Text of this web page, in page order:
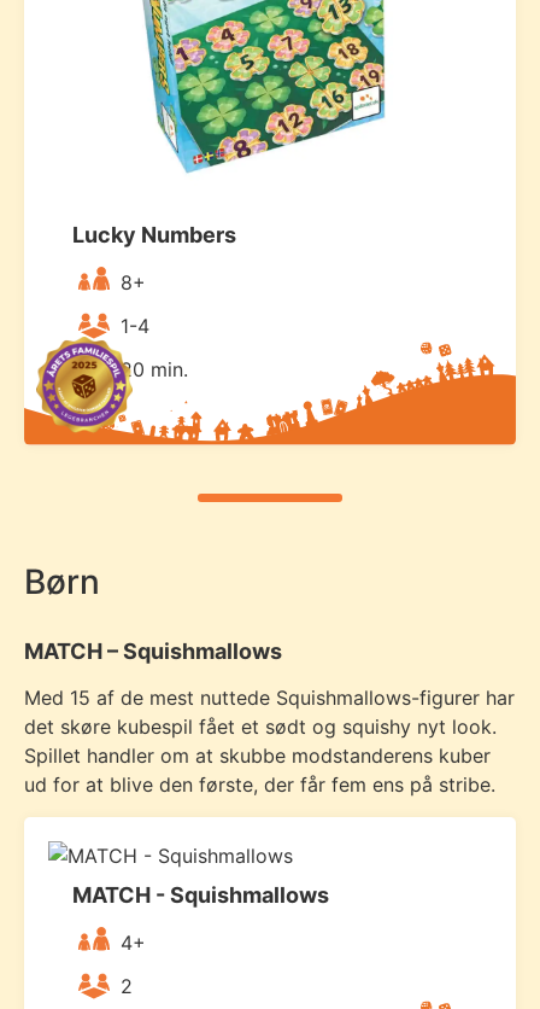
Lucky Numbers
8+
1-4
20 min.
Børn
MATCH – Squishmallows
Med 15 af de mest nuttede Squishmallows-figurer har
det skøre kubespil fået et sødt og squishy nyt look.
Spillet handler om at skubbe modstanderens kuber
ud for at blive den første, der får fem ens på stribe.
MATCH - Squishmallows
4+
2